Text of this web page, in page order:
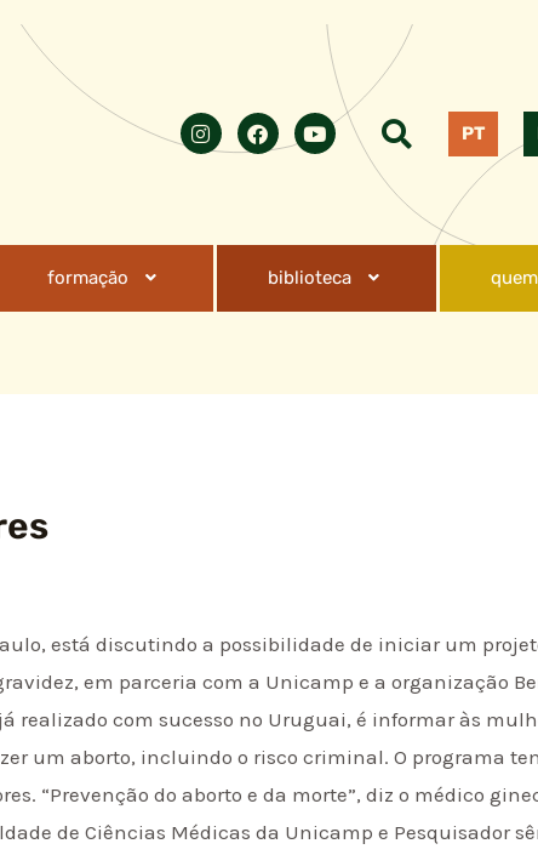
PT
formação biblioteca
está discutindo a possibilidade de iniciar um
em parceria com a Unicamp e a organização
realizado com sucesso no Uruguai, é informar às
um aborto, incluindo o risco criminal. O programa
“Prevenção do aborto e da morte”, diz o médico
de Ciências Médicas da Unicamp e Pesquisador